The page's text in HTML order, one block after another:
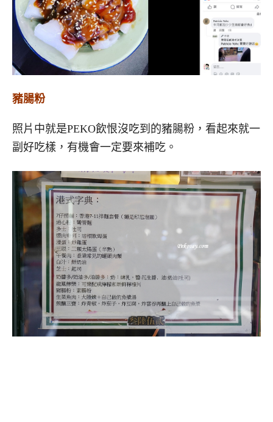
豬腸粉
照片中就是PEKO飲恨沒吃到的豬腸粉，看起來就一
副好吃樣，有機會一定要來補吃。